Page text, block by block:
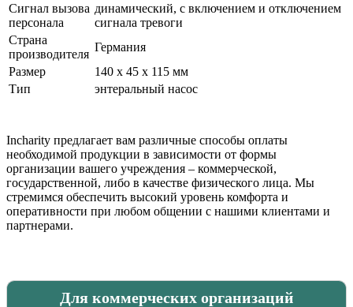
Сигнал вызова
персонала
динамический, с включением и отключением
сигнала тревоги
Страна
производителя
Германия
Размер
140 х 45 х 115 мм
Тип
энтеральный насос
Incharity предлагает вам различные способы оплаты
необходимой продукции в зависимости от формы
организации вашего учреждения – коммерческой,
государственной, либо в качестве физического лица. Мы
стремимся обеспечить высокий уровень комфорта и
оперативности при любом общении с нашими клиентами и
партнерами.
Для коммерческих организаций